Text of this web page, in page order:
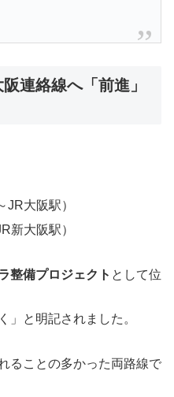
連絡線へ「前進」
JR大阪駅）
新大阪駅）
整備プロジェクト として位
」と明記されました。
ることの多かった両路線で